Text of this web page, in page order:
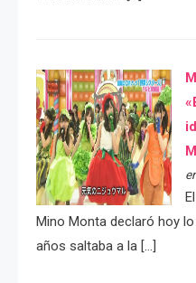
Mino Monta declaró hoy
años saltaba a la […]